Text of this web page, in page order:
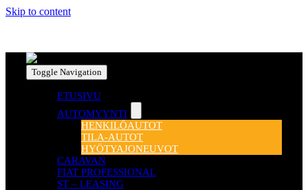
Skip to content
Toggle Navigation
ETUSIVU
AUTOMYYNTI
HENKILÖAUTOT
TILA-AUTOT
HYÖTYAJONEUVOT
CARAVAN
FIAT PROFESSIONAL
ST – LEASING